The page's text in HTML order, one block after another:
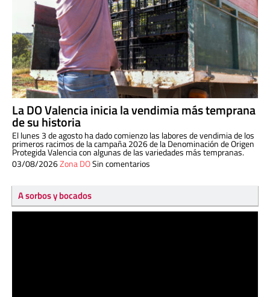
La DO Valencia inicia la vendimia más temprana
de su historia
El lunes 3 de agosto ha dado comienzo las labores de vendimia de los
primeros racimos de la campaña 2026 de la Denominación de Origen
Protegida Valencia con algunas de las variedades más tempranas.
03/08/2026Zona DOSin comentarios
A sorbos y bocados